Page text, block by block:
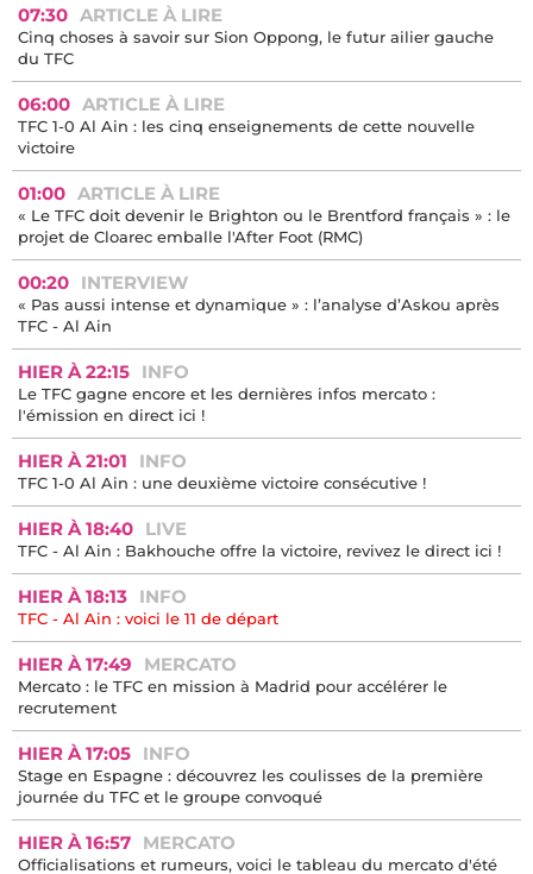
07:30 ARTICLE À LIRE
Cinq choses à savoir sur Sion Oppong, le futur ailier gauche
du TFC
06:00 ARTICLE À LIRE
TFC 1-0 Al Ain : les cinq enseignements de cette nouvelle
victoire
01:00 ARTICLE À LIRE
« Le TFC doit devenir le Brighton ou le Brentford français » : le
projet de Cloarec emballe l'After Foot (RMC)
00:20 INTERVIEW
« Pas aussi intense et dynamique » : l’analyse d’Askou après
TFC - Al Ain
HIER À 22:15 INFO
Le TFC gagne encore et les dernières infos mercato :
l'émission en direct ici !
HIER À 21:01 INFO
TFC 1-0 Al Ain : une deuxième victoire consécutive !
HIER À 18:40 LIVE
TFC - Al Ain : Bakhouche offre la victoire, revivez le direct ici !
HIER À 18:13 INFO
TFC - Al Ain : voici le 11 de départ
HIER À 17:49 MERCATO
Mercato : le TFC en mission à Madrid pour accélérer le
recrutement
HIER À 17:05 INFO
Stage en Espagne : découvrez les coulisses de la première
journée du TFC et le groupe convoqué
HIER À 16:57 MERCATO
Officialisations et rumeurs, voici le tableau du mercato d'été